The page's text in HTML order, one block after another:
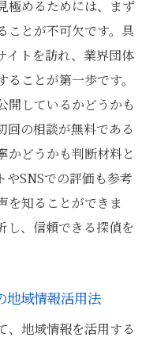
門性と地域の理解
の信頼性
られる安心感
的役割と倫理
ススタディ
情報収集術
立つ情報源
めのインターネッ
事項
る口コミの見つけ
極めるためには、まず
ことが不可欠です。具
イトを訪れ、業界団体
ことが第一歩です。
開しているかどうかも
回の相談が無料である
かどうかも判断材料と
やSNSでの評価も参考
を知ることができま
し、信頼できる探偵を
地域情報活用法
、地域情報を活用する